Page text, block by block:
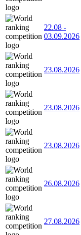
22.08 -
03.09.2026
23.08.2026
23.08.2026
23.08.2026
26.08.2026
27.08.2026